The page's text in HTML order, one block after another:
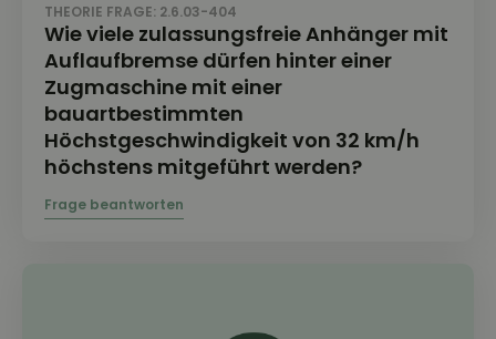
THEORIE FRAGE: 2.6.03-404
Wie viele zulassungsfreie Anhänger mit
Auflaufbremse dürfen hinter einer
Zugmaschine mit einer
bauartbestimmten
Höchstgeschwindigkeit von 32 km/h
höchstens mitgeführt werden?